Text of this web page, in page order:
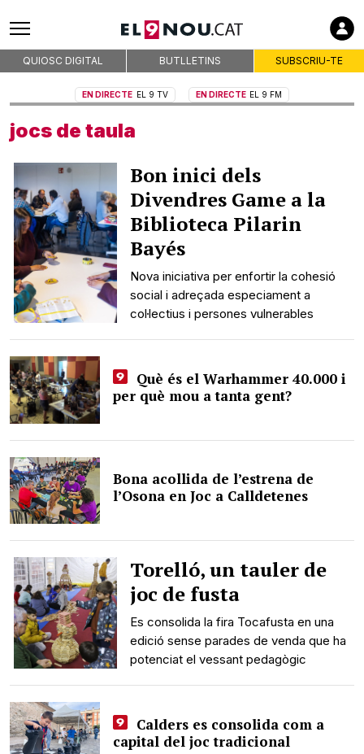
QUIOSC DIGITAL BUTLLETINS SUBSCRIU-TE
EN DIRECTE EL 9 TV EN DIRECTE EL 9 FM
jocs de taula
Bon inici dels
Divendres Game a la
Biblioteca Pilarin
Bayés
Nova iniciativa per enfortir la cohesió
social i adreçada especiament a
col·lectius i persones vulnerables
Què és el Warhammer 40.000 i
per què mou a tanta gent?
Bona acollida de l’estrena de
l’Osona en Joc a Calldetenes
Torelló, un tauler de
joc de fusta
Es consolida la fira Tocafusta en una
edició sense parades de venda que ha
potenciat el vessant pedagògic
Calders es consolida com a
capital del joc tradicional